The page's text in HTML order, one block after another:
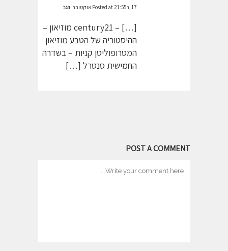
Posted at 21:55h, 17 אוקטובר הגב
[…] – century21 מוזיאון –
ההיסטוריה של הטבע מוזיאון
המטרופוליטן קניות – בשדרה
החמישית סנטרל […]
POST A COMMENT